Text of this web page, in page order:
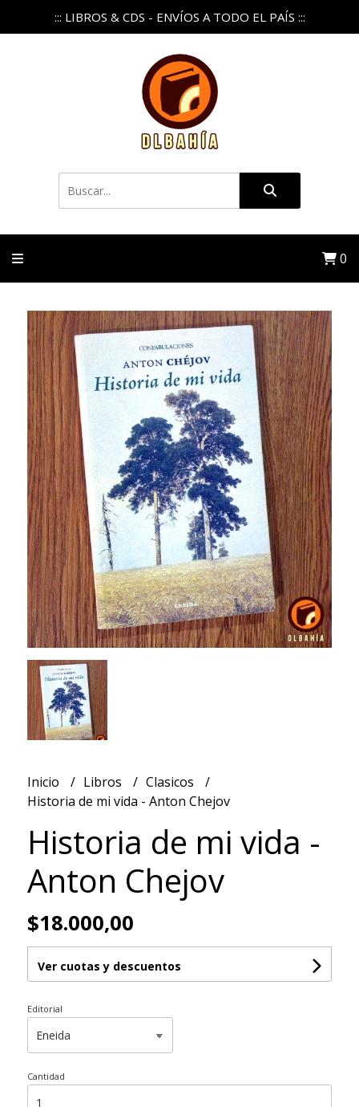
::: LIBROS & CDS - ENVÍOS A TODO EL PAÍS :::
0
Inicio Libros
Clasicos
Historia de mi vida - Anton Chejov
Historia de mi vida -
Anton Chejov
$18.000,00
Ver cuotas y descuentos
Editorial
Cantidad